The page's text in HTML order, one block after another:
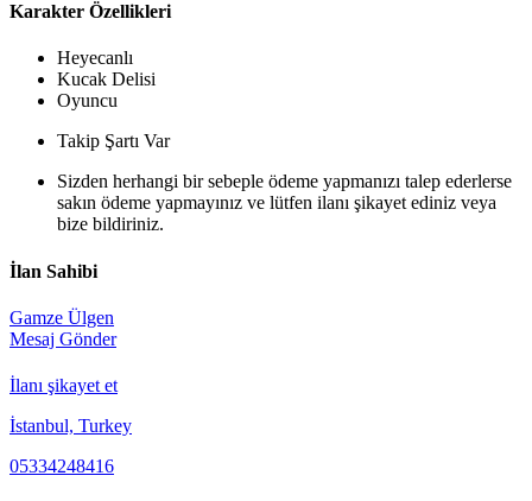
Karakter Özellikleri
Heyecanlı
Kucak Delisi
Oyuncu
Takip Şartı Var
Sizden herhangi bir sebeple ödeme yapmanızı talep ederlerse
sakın ödeme yapmayınız ve lütfen ilanı şikayet ediniz veya
bize bildiriniz.
İlan Sahibi
Gamze Ülgen
Mesaj Gönder
İlanı şikayet et
İstanbul, Turkey
05334248416